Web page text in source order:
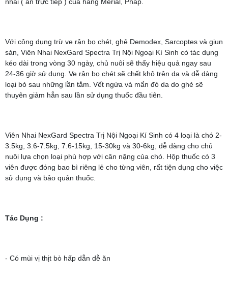
Với công dụng trừ ve rận bọ chét, ghẻ Demodex, Sarcoptes và giun
sán, Viên Nhai NexGard Spectra Trị Nội Ngoại Kí Sinh có tác dụng
kéo dài trong vòng 30 ngày, chủ nuôi sẽ thấy hiệu quả ngay sau
24-36 giờ sử dụng. Ve rận bọ chét sẽ chết khô trên da và dễ dàng
loại bỏ sau những lần tắm. Vết ngứa và mẩn đỏ da do ghẻ sẽ
thuyên giảm hẳn sau lần sử dụng thuốc đầu tiên.
Viên Nhai NexGard Spectra Trị Nội Ngoại Kí Sinh có 4 loại là chó 2-
3.5kg, 3.6-7.5kg, 7.6-15kg, 15-30kg và 30-6kg, dễ dàng cho chủ
nuôi lựa chọn loại phù hợp với cân nặng của chó. Hộp thuốc có 3
viên được đóng bao bì riêng lẻ cho từng viên, rất tiện dụng cho việc
sử dụng và bảo quản thuốc.
Tác Dụng :
- Có mùi vị thịt bò hấp dẫn dễ ăn